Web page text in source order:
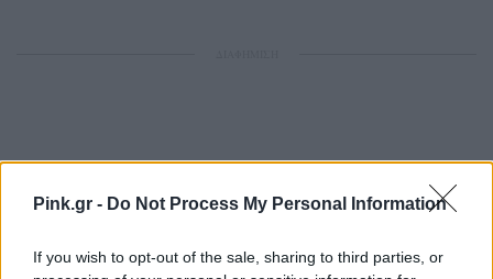
Pink.gr - Do Not Process My Personal Information
If you wish to opt-out of the sale, sharing to third parties, or